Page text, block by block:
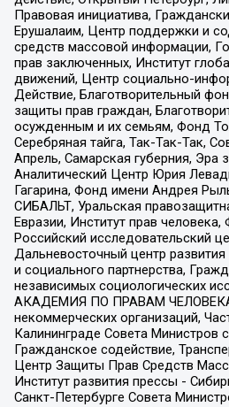
Правовая инициатива,
Ерушалаим, Центр поддержки и
средств массовой информации,
прав заключенных, Институт
движений, Центр социально-
Действие, Благотворительный
защиты прав граждан,
осужденным и их семьям, Фонд
Серебряная тайга, Так-Так-Так,
Апрель, Самарская губерния, Эра
Аналитический Центр Юрия
Гагарина, Фонд имени Андрея
СИБАЛЬТ, Уральская
Евразии, Институт прав
Российский исследовательский
Дальневосточный центр
и социального партнерства,
независимых социологических
АКАДЕМИЯ ПО ПРАВАМ
некоммерческих организаций,
Калининграде Совета Министров
Гражданское содействие,
Центр Защиты Прав Средств
Институт развития прессы -
Санкт-Петербурге Совета